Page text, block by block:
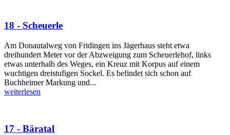
18 - Scheuerle
Am Donautalweg von Fridingen ins Jägerhaus steht etwa
dreihundert Meter vor der Abzweigung zum Scheuerlehof, links
etwas unterhalb des Weges, ein Kreuz mit Korpus auf einem
wuchtigen dreistufigen Sockel. Es befindet sich schon auf
Buchheimer Markung und...
weiterlesen
17 - Bäratal